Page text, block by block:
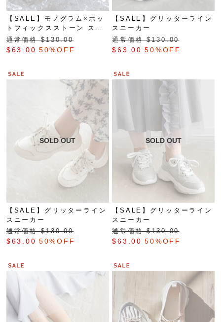
【SALE】モノグラム×ホッ
トフィックスストーン スニ
ーカー
通常価格 $‌130.00
$‌63.00 50%OFF
【SALE】グリッターライン
スニーカー
通常価格 $‌130.00
$‌63.00 50%OFF
【SALE】グリッターライン
スニーカー
通常価格 $‌130.00
$‌63.00 50%OFF
【SALE】グリッターライン
スニーカー
通常価格 $‌130.00
$‌63.00 50%OFF